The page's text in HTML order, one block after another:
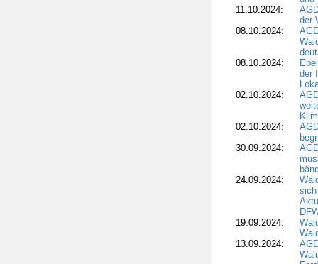
11.10.2024:
der
08.10.2024:
08.10.2024:
der
02.10.2024:
02.10.2024:
30.09.2024:
24.09.2024:
sich
19.09.2024:
13.09.2024: